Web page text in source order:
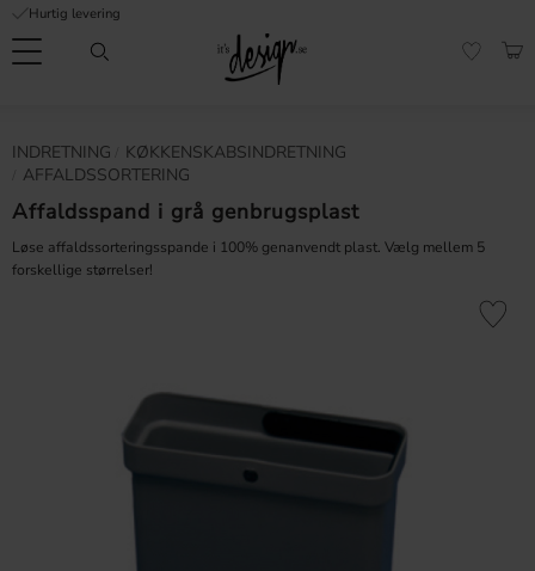
Menu
Hurtig levering
INDRETNING
KØKKENSKABSINDRETNING
AFFALDSSORTERING
Affaldsspand i grå genbrugsplast
Løse affaldssorteringsspande i 100% genanvendt plast. Vælg mellem 5
forskellige størrelser!
Gem
spørgsmål
Inspiration & Tips
sider |
Design